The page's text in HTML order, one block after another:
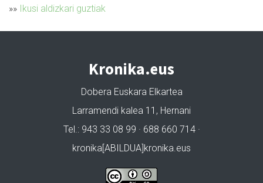
»» Ikusi aldizkari guztiak
Kronika.eus
Dobera Euskara Elkartea
Larramendi kalea 11, Hernani
Tel.: 943 33 08 99 · 688 660 714 ·
kronika[ABILDUA]kronika.eus